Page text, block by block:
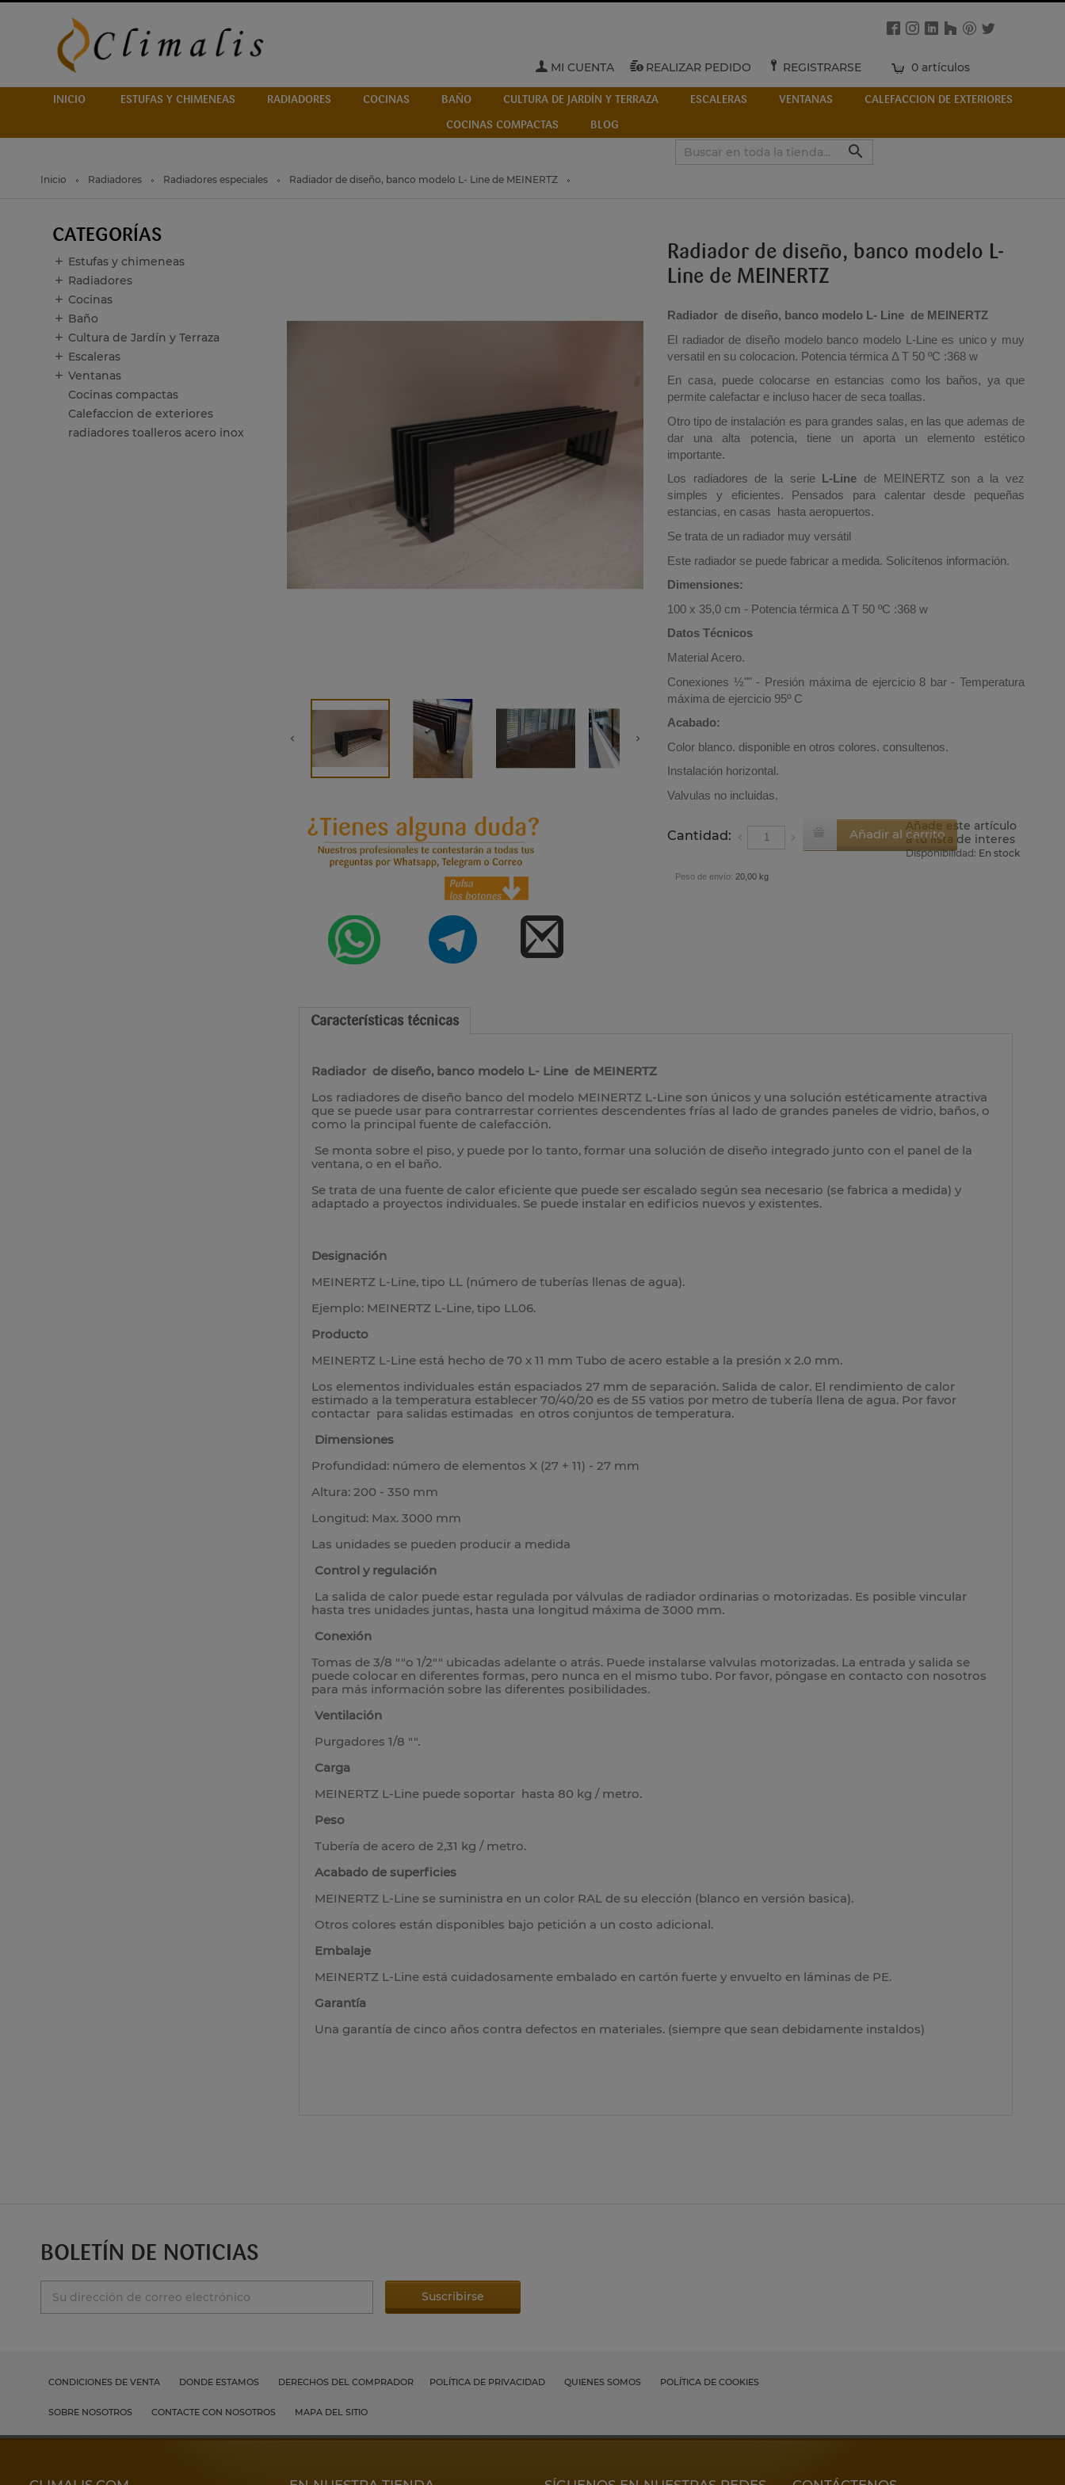
MI CUENTA REALIZAR PEDIDO REGISTRARSE 0 artículos
INICIO ESTUFAS Y CHIMENEAS RADIADORES COCINAS BAÑO CULTURA DE JARDÍN Y TERRAZA ESCALERAS VENTANAS
CALEFACCION DE EXTERIORES
COCINAS COMPACTAS
BLOG

Inicio Radiadores Radiadores especiales Radiador de diseño, banco modelo L- Line de MEINERTZ
CATEGORÍAS
Estufas y chimeneas
Radiadores
Cocinas
Baño
Cultura de Jardín y Terraza
Escaleras
Ventanas
Cocinas compactas
Calefaccion de exteriores
radiadores toalleros acero inox
Radiador de diseño, banco modelo L-
Line de MEINERTZ
Radiador de diseño, banco modelo L- Line de MEINERTZ
El radiador de diseño modelo banco modelo L-Line es unico y muy
versatil en su colocacion. Potencia térmica Δ T 50 ºC :368 w
En casa, puede colocarse en estancias como los baños, ya que
permite calefactar e incluso hacer de seca toallas.
Otro tipo de instalación es para grandes salas, en las que ademas de
dar una alta potencia, tiene un aporta un elemento estético
importante.
Los radiadores de la serie L-Line de MEINERTZ son a la vez
simples y eficientes. Pensados para calentar desde pequeñas
estancias, en casas hasta aeropuertos.
Se trata de un radiador muy versátil
Este radiador se puede fabricar a medida. Solicítenos información.
Dimensiones:
100 x 35,0 cm - Potencia térmica Δ T 50 ºC :368 w
Datos Técnicos
Material Acero.
Conexiones ½"" - Presión máxima de ejercicio 8 bar - Temperatura
máxima de ejercicio 95º C
Acabado:
Color blanco. disponible en otros colores. consultenos.
Instalación horizontal.
Valvulas no incluidas.
Cantidad: Añadir al carrito
Añade este artículo
a tu lista de interes
Disponibilidad: En stock
Peso de envío: 20,00 kg
Características técnicas
Radiador de diseño, banco modelo L- Line de MEINERTZ
Los radiadores de diseño banco del modelo MEINERTZ L-Line son únicos y una solución estéticamente atractiva
que se puede usar para contrarrestar corrientes descendentes frías al lado de grandes paneles de vidrio, baños, o
como la principal fuente de calefacción.
Se monta sobre el piso, y puede por lo tanto, formar una solución de diseño integrado junto con el panel de la
ventana, o en el baño.
Se trata de una fuente de calor eficiente que puede ser escalado según sea necesario (se fabrica a medida) y
adaptado a proyectos individuales. Se puede instalar en edificios nuevos y existentes.
Designación
MEINERTZ L-Line, tipo LL (número de tuberías llenas de agua).
Ejemplo: MEINERTZ L-Line, tipo LL06.
Producto
MEINERTZ L-Line está hecho de 70 x 11 mm Tubo de acero estable a la presión x 2.0 mm.
Los elementos individuales están espaciados 27 mm de separación. Salida de calor. El rendimiento de calor
estimado a la temperatura establecer 70/40/20 es de 55 vatios por metro de tubería llena de agua. Por favor
contactar para salidas estimadas en otros conjuntos de temperatura.
Dimensiones
Profundidad: número de elementos X (27 + 11) - 27 mm
Altura: 200 - 350 mm
Longitud: Max. 3000 mm
Las unidades se pueden producir a medida
Control y regulación
La salida de calor puede estar regulada por válvulas de radiador ordinarias o motorizadas. Es posible vincular
hasta tres unidades juntas, hasta una longitud máxima de 3000 mm.
Conexión
Tomas de 3/8 ""o 1/2"" ubicadas adelante o atrás. Puede instalarse valvulas motorizadas. La entrada y salida se
puede colocar en diferentes formas, pero nunca en el mismo tubo. Por favor, póngase en contacto con nosotros
para más información sobre las diferentes posibilidades.
Ventilación
Purgadores 1/8 "".
Carga
MEINERTZ L-Line puede soportar hasta 80 kg / metro.
Peso
Tubería de acero de 2,31 kg / metro.
Acabado de superficies
MEINERTZ L-Line se suministra en un color RAL de su elección (blanco en versión basica).
Otros colores están disponibles bajo petición a un costo adicional.
Embalaje
MEINERTZ L-Line está cuidadosamente embalado en cartón fuerte y envuelto en láminas de PE.
Garantía
Una garantía de cinco años contra defectos en materiales. (siempre que sean debidamente instaldos)
BOLETÍN DE NOTICIAS
CONDICIONES DE VENTA DONDE ESTAMOS DERECHOS DEL COMPRADOR POLÍTICA DE PRIVACIDAD QUIENES SOMOS POLÍTICA DE COOKIES
SOBRE NOSOTROS CONTACTE CON NOSOTROS MAPA DEL SITIO